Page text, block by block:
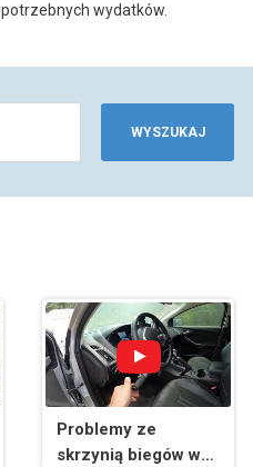
wydatków.
WYSZUKAJ
Problemy ze
skrzynią biegów w